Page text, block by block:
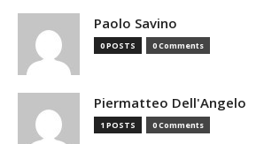
Paolo Savino
0 POSTS 0 Comments
Piermatteo Dell'Angelo
1 POSTS 0 Comments